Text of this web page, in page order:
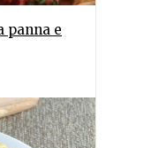
panna e